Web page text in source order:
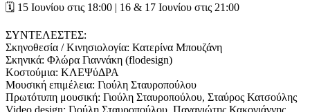
🗓️ 15 Ιουνίου στις 18:00 | 16 & 17 Ιουνίου στις 21:00
ΣΥΝΤΕΛΕΣΤΕΣ:
Σκηνοθεσία / Κινησιολογία: Κατερίνα Μπουζάνη
Σκηνικά: Φλώρα Γιαννάκη (flodesign)
Κοστούμια: ΚΛΕΨύΔΡΑ
Μουσική επιμέλεια: Γιούλη Σταυροπούλου
Πρωτότυπη μουσική: Γιούλη Σταυροπούλου, Σταύρος Κατσούλης
Video design: Γιούλη Σταυροπούλου, Παναγιώτης Κακογιάννης